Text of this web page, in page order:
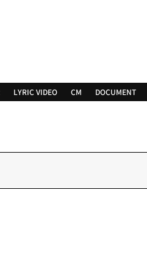
LYRIC VIDEO CM DOCUMENT